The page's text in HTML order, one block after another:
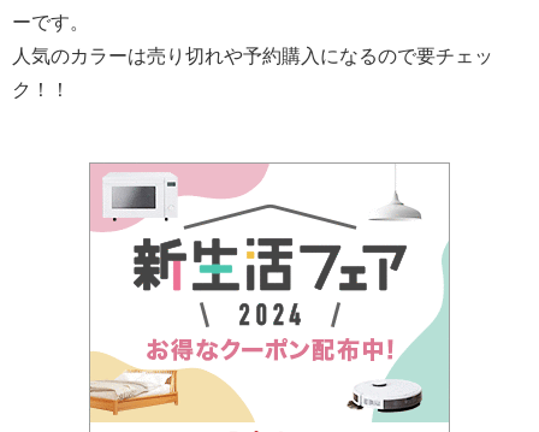
ーです。
人気のカラーは売り切れや予約購入になるので要チェッ
ク！！